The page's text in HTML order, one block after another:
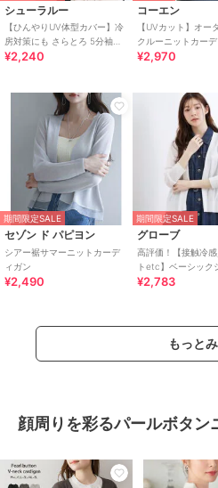
シューラルー
【ひんやりUV体型カバー】冷
房対策にも さらとろ 5分袖ド
ルマンカーディガン
¥2,240
コーエン
【UVカット】オー
クルーニットカー
¥2,970
期間限定SALE
セゾン ド パピヨン
シアー裾サマーニットカーデ
ィガン
¥2,490
期間限定SALE
グローブ
高評価！【接触冷
トetc】ベーシック
ーディガン
¥2,783
もっと
顔周りを彩るパールボタン